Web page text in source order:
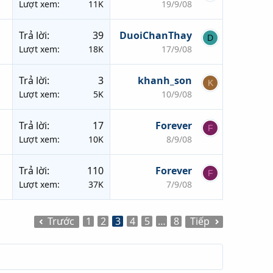
Lượt xem 11K 19/9/08
Trả lời 39
Lượt xem 18K
DuoiChanThay
17/9/08
D
Trả lời 3
Lượt xem 5K
khanh_son
10/9/08
K
Trả lời 17
Lượt xem 10K
Forever
8/9/08
F
Trả lời 110
Lượt xem 37K
Forever
7/9/08
F
Trước 1 2 3 4 5 … 8 Tiếp